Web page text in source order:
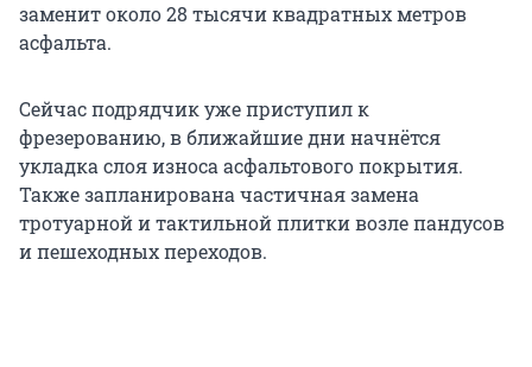
заменит около 28 тысячи квадратных метров
асфальта.
Сейчас подрядчик уже приступил к
фрезерованию, в ближайшие дни начнётся
укладка слоя износа асфальтового покрытия.
Также запланирована частичная замена
тротуарной и тактильной плитки возле пандусов
и пешеходных переходов.